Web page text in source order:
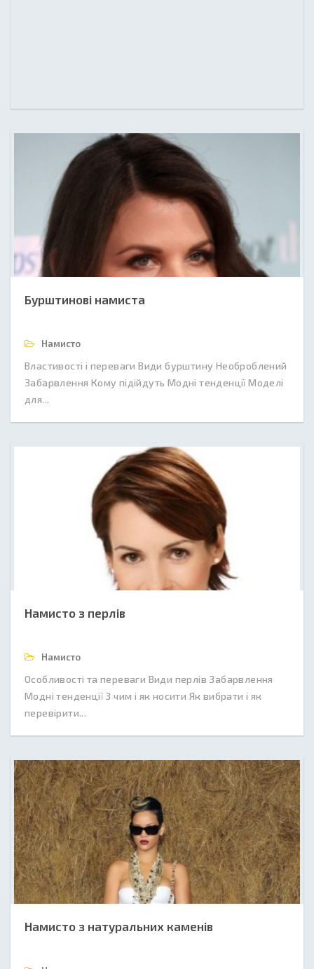
Бурштинові намиста
Намисто
Властивості і переваги Види бурштину Необроблений
Забарвлення Кому підійдуть Модні тенденції Моделі
для...
Намисто з перлів
Намисто
Особливості та переваги Види перлів Забарвлення
Модні тенденції З чим і як носити Як вибрати і як
перевірити...
Намисто з натуральних каменів